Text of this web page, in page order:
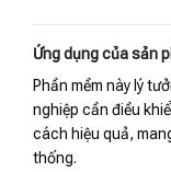
Ứng dụng của sản
Phần mềm này lý
nghiệp cần điều
cách hiệu quả,
thống.